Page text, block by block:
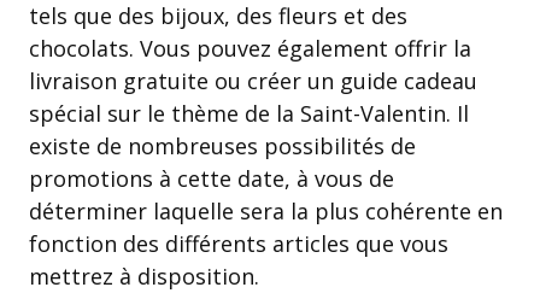
tels que des bijoux, des fleurs et des
chocolats. Vous pouvez également offrir la
livraison gratuite ou créer un guide cadeau
spécial sur le thème de la Saint-Valentin. Il
existe de nombreuses possibilités de
promotions à cette date, à vous de
déterminer laquelle sera la plus cohérente en
fonction des différents articles que vous
mettrez à disposition.